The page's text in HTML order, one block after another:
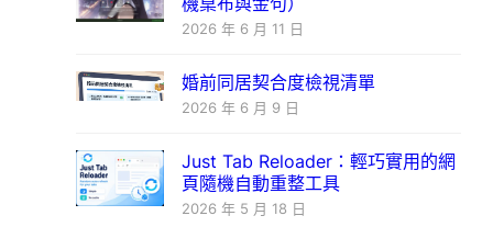
2026 年 6 月 11 日
婚前同居契合度檢視清單
2026 年 6 月 9 日
Just Tab Reloader：輕巧實用的網
頁隨機自動重整工具
2026 年 5 月 18 日